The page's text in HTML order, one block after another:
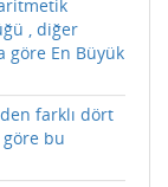
, diğer
göre En Büyük
farklı dört
göre bu